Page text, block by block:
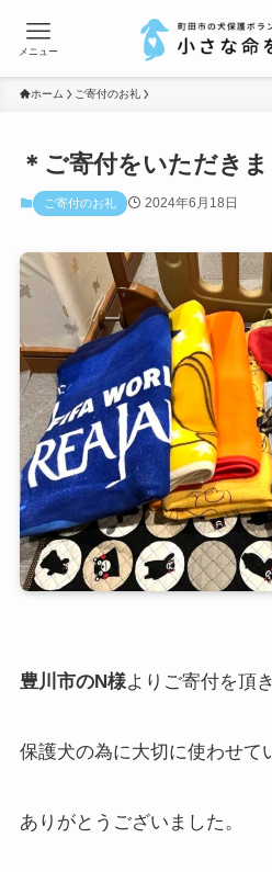
メニュー
ホーム ご寄付のお礼
＊ご寄付をいただき
ご寄付のお礼 2024年6月18日
豊川市のN様よりご寄付を頂
保護犬の為に大切に使わせて
ありがとうございました。